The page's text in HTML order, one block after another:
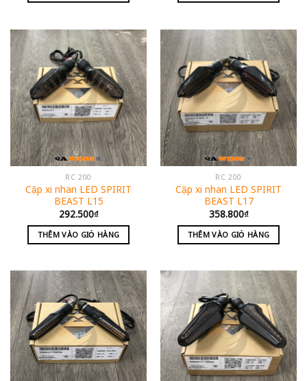
RC 200
Cặp xi nhan LED SPIRIT
BEAST L15
292.500₫
THÊM VÀO GIỎ HÀNG
RC 200
Cặp xi nhan LED SPIRIT
BEAST L17
358.800₫
THÊM VÀO GIỎ HÀNG